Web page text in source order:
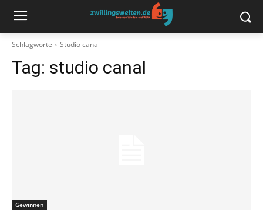
Schlagworte Studio canal
Tag: studio canal
Gewinnen